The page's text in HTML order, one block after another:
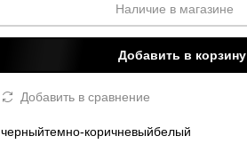
Наличие в магазине
Добавить в корзину
Добавить в сравнение
черныйтемно-коричневыйбелый